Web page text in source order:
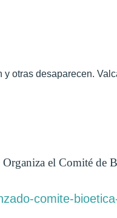
otras desaparecen.
el Comité de
comite-